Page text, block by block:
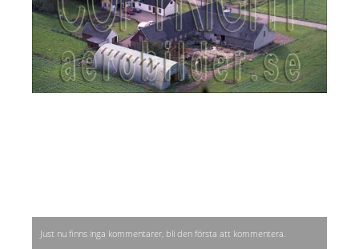
Just nu finns inga kommentarer, bli den första att kommentera.